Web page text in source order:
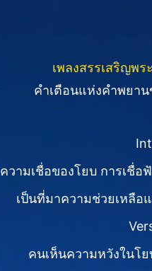
เพลงสรรเสริญพร
คำเตือนแห่งคำพยา
ความเชื่อของโยบ การเชื่
เป็นที่มาความช่วยเหลือ
คนเห็นความหวังในโ